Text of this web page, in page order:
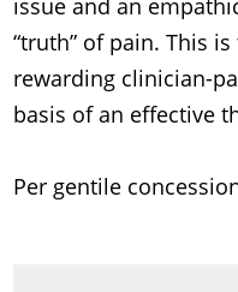
issue and an
“truth” of pain. This
rewarding clinician-
basis of an effective
Per gentile